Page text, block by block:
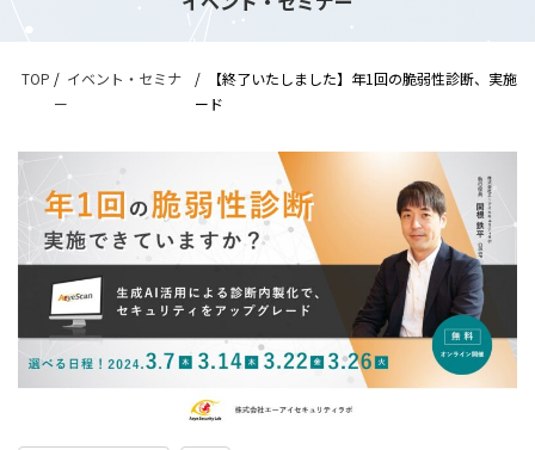
TOP / イベント・セミナ
ー
/
【終了いたしました】年1回の脆弱性診断、実施
ード